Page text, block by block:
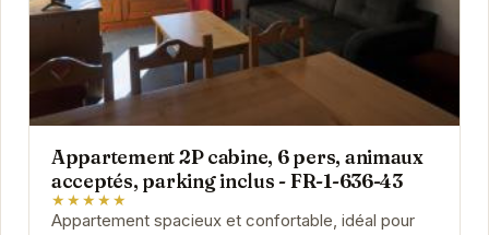
Appartement 2P cabine, 6 pers, animaux
acceptés, parking inclus - FR-1-636-43
★★★★★
Appartement spacieux et confortable, idéal pour